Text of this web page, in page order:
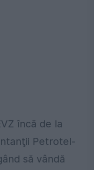
încă de la
Petrotel-
să vândă